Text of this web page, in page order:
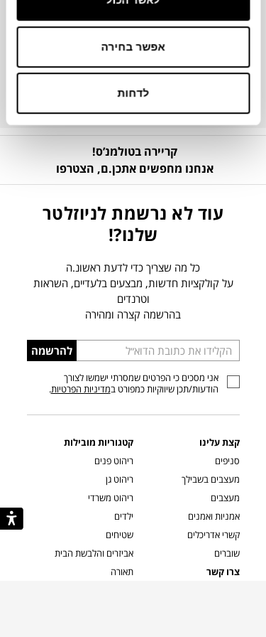
אפשר בחירה
לדחות
פרטים נוספים
ניקיון ותחזוקה
קריירה בטולמנ’ס!
אנחנו מחפשים אתכן.ם, הצטרפו
עוד לא נרשמת לניוזלטר
שלנו?!
כל מה שצריך כדי לדעת ראשונ.ה
על קולקציות חדשות, מבצעים בלעדיים, השראות
וטרנדים
בהרשמה קצרה ומהירה
הכניסו
כתובת
דוא”ל
להרשמה
אני מסכים כי הפרטים שמסרתי ישמשו לצורך
הודעות/תכן שיווקיות כמפורט במדיניות הפרטיות.
קצת עלינו
סניפים
מעצבים בשבילך
מעצבים
אמניות ואמנים
קשרי אדריכלים
שוברים
צרו קשר
קטגוריות מובילות
ריהוט פנים
ריהוט גן
ריהוט משרדי
ילדים
שטיחים
אביזרים והלבשת הבית
תאורה